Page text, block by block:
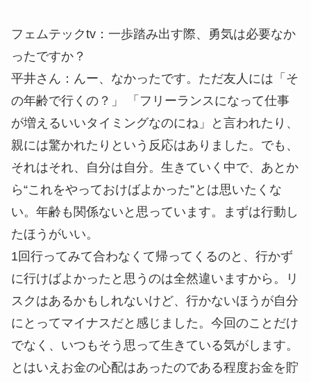
フェムテックtv： 一歩踏み出す際、勇気は必要なか
ったですか？
平井さん： んー、なかったです。ただ友人には「そ
の年齢で行くの？」 「フリーランスになって仕事
が増えるいいタイミングなのにね」と言われたり、
親には驚かれたりという反応はありました。でも、
それはそれ、自分は自分。 生きていく中で、あとか
ら“これをやっておけばよかった”とは思いたくな
い。年齢も関係ないと思っています。まずは行動し
たほうがいい。
1回行ってみて合わなくて帰ってくるのと、行かず
に行けばよかったと思うのは全然違いますから。リ
スクはあるかもしれないけど、行かないほうが自分
にとってマイナスだと感じました。今回のことだけ
でなく、いつもそう思って生きている気がします。
とはいえお金の心配はあったのである程度お金を貯